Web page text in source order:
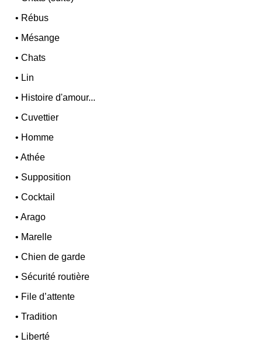
• Rébus
• Mésange
•Chats
• Lin
• Histoire d'amour...
•Cuvettier
• Homme
•Athée
• Supposition
•Cocktail
•Arago
• Marelle
•Chien de garde
• Sécurité routière
• File d’attente
•Tradition
• Liberté